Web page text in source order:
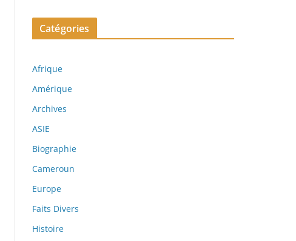
Catégories
Afrique
Amérique
Archives
ASIE
Biographie
Cameroun
Europe
Faits Divers
Histoire